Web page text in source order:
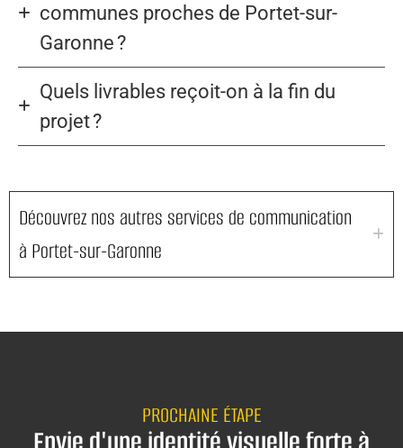
communes proches de Portet-sur-
Garonne ?
Quels livrables reçoit-on à la fin du
projet ?
Découvrez nos autres services de communication
à Portet-sur-Garonne
PROCHAINE ÉTAPE